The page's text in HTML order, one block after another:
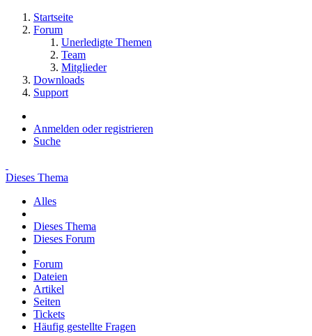
Startseite
Forum
Unerledigte Themen
Team
Mitglieder
Downloads
Support
Anmelden oder registrieren
Suche
Dieses Thema
Alles
Dieses Thema
Dieses Forum
Forum
Dateien
Artikel
Seiten
Tickets
Häufig gestellte Fragen